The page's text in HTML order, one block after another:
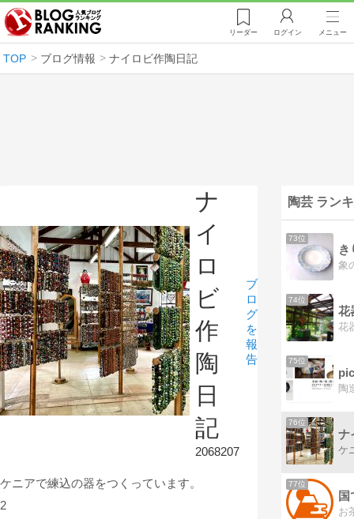
リーダー ログイン メニュー
TOP ブログ情報 ナイロビ作陶日記
ナ
イ
ロ
ビ
作
陶
日
記
2068207
ブ
ロ
グ
を
報
告
ケニアで練込の器をつくっています。
2
陶芸 ラン
73位
き
74位
花
75位
76位
ナ
ケ
77位
国